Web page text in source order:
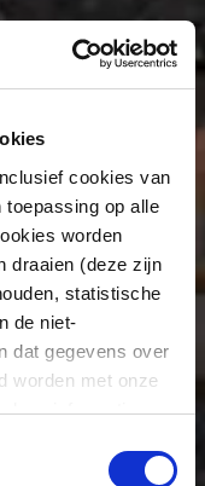
cookies van
op alle
worden
draaien (deze zijn
statistische
de niet-
dat gegevens over
worden met onze
deze informatie
eerder gebruik